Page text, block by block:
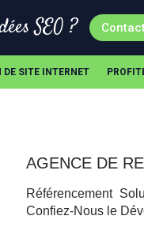
SEO ?
DE SITE INTERNET
AGENCE DE
Référencement
Confiez-Nous le